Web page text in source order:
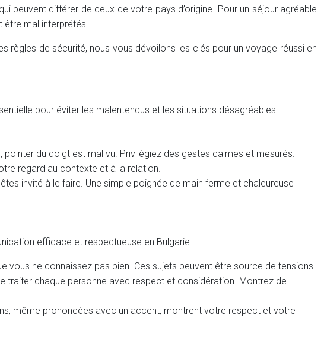
peuvent différer de ceux de votre pays d’origine. Pour un séjour agréable
être mal interprétés.
règles de sécurité, nous vous dévoilons les clés pour un voyage réussi en
pour éviter les malentendus et les situations désagréables.
du doigt est mal vu. Privilégiez des gestes calmes et mesurés.
regard au contexte et à la relation.
invité à le faire. Une simple poignée de main ferme et chaleureuse
efficace et respectueuse en Bulgarie.
vous ne connaissez pas bien. Ces sujets peuvent être source de tensions.
traiter chaque personne avec respect et considération. Montrez de
même prononcées avec un accent, montrent votre respect et votre